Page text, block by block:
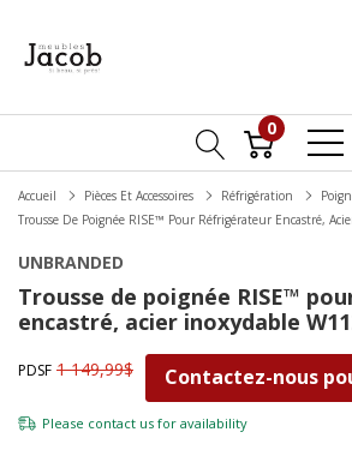
0
Accueil Pièces Et Accessoires Réfrigération
Trousse De Poignée RISE™ Pour Réfrigérateur Encastré,
UNBRANDED
Trousse de poignée RISE™
encastré, acier inoxydable
PDSF 1 149,99$ Contactez-nous
Please contact us for availability